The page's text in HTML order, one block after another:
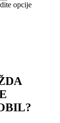
opcije